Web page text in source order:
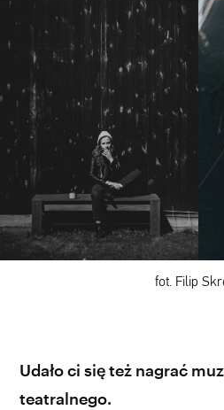
fot. Filip
Udało ci się też nagrać
teatralnego.